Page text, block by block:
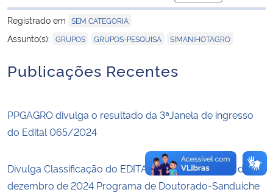
Planalto
para área de
Registrado em SEM CATEGORIA
Assunto(s): GRUPOS GRUPOS-PESQUISA SIMANIHOTAGRO
Publicações Recentes
PPGAGRO divulga o resultado da 3ªJanela de ingresso
do Edital 065/2024
Divulga Classificação do EDITAL Nº 02-2024 de 12 de
dezembro de 2024 Programa de Doutorado-Sanduiche